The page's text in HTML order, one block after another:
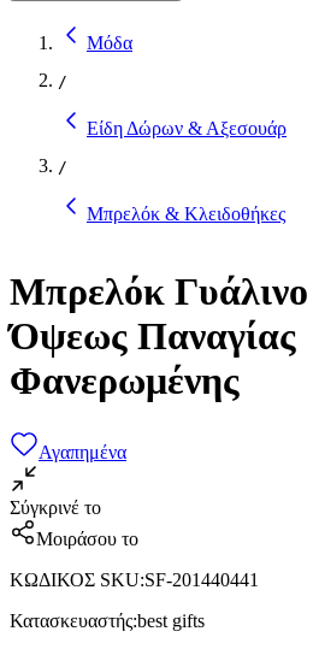
Μόδα
/
Είδη Δώρων & Αξεσουάρ
/
Μπρελόκ & Κλειδοθήκες
Μπρελόκ Γυάλινο
Όψεως Παναγίας
Φανερωμένης
Αγαπημένα
Σύγκρινέ το
Μοιράσου το
ΚΩΔΙΚΟΣ SKU:SF-201440441
Κατασκευαστής:best gifts